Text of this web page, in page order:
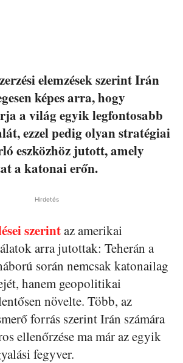
elemzések szerint Irán
képes arra, hogy
a világ egyik legfontosabb
ezzel pedig olyan stratégiai
eszközhöz jutott, amely
a katonai erőn.
Hirdetés
szerintaz amerikai
arra jutottak: Teherán a
során nemcsak katonailag
hanem geopolitikai
növelte. Több, az
forrás szerint Irán számára
ellenőrzése ma már az egyik
fegyver.